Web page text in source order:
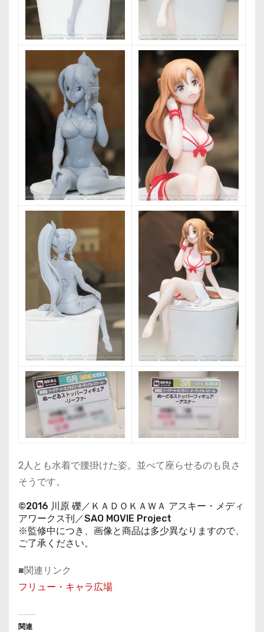
2人とも水着で腰掛けた姿。並べて座らせるのも良さ
そうです。
©2016 川原 礫／ＫＡＤＯＫＡＷＡ アスキー・メディ
アワークス刊／SAO MOVIE Project
※監修中につき、画像と商品は多少異なりますので、
ご了承ください。
■関連リンク
フリュー・キャラ広場
関連